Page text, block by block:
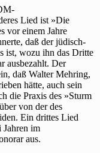
Lied ist »Die
vor einem Jahre
daß der jüdisch-
ist, wozu ihn das Dritte
ausbezahlt. Der
daß Walter Mehring,
hätte, auch sein
die Praxis des »Sturm
von der des
Ein drittes Lied
im
aus.